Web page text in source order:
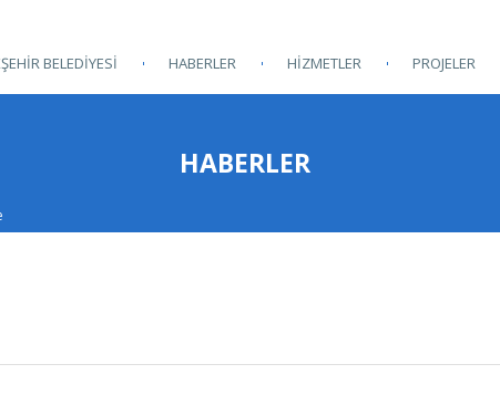
BELEDİYESİ HABERLER HİZMETLER PROJELER
HABERLER